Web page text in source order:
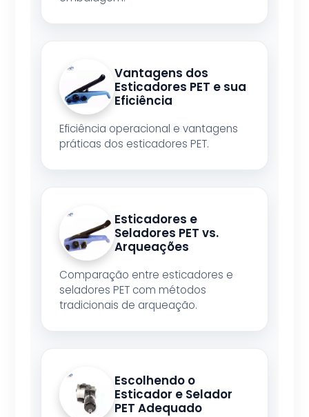
Vantagens dos
Esticadores PET e sua
Eficiência
Eficiência operacional e vantagens
práticas dos esticadores PET.
Esticadores e
Seladores PET vs.
Arqueações
Comparação entre esticadores e
seladores PET com métodos
tradicionais de arqueação.
Escolhendo o
Esticador e Selador
PET Adequado